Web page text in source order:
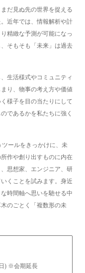
だ見ぬ先の世界を捉える
近年では、情報解析や計
精緻な予測が可能になっ
そもそも「未来」は過去
生活様式やコミュニティ
り、物事の考え方や価値
様子を目の当たりにして
であるかを私たちに強く
ツールをきっかけに、未
作や創り出すものに内在
思想家、エンジニア、研
くことを試みます。身近
時間軸へ思いを馳せる中
のごとく「複数形の未
) ※会期延長